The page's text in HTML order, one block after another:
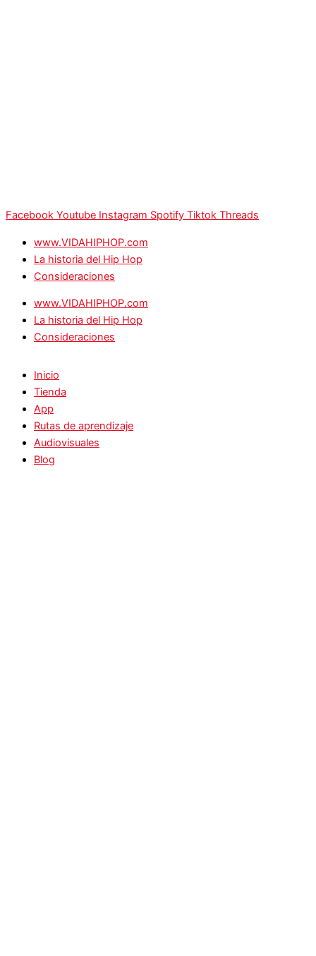
Facebook Youtube Instagram Spotify Tiktok Threads
www.VIDAHIPHOP.com
La historia del Hip Hop
Consideraciones
www.VIDAHIPHOP.com
La historia del Hip Hop
Consideraciones
Inicio
Tienda
App
Rutas de aprendizaje
Audiovisuales
Blog